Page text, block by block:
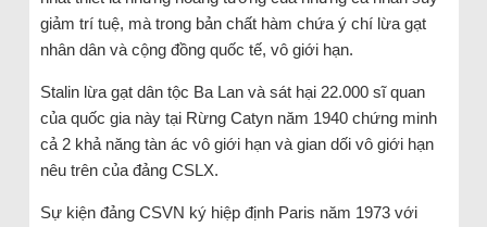
giảm trí tuệ, mà trong bản chất hàm chứa ý chí lừa gạt
nhân dân và cộng đồng quốc tế, vô giới hạn.
Stalin lừa gạt dân tộc Ba Lan và sát hại 22.000 sĩ quan
của quốc gia này tại Rừng Catyn năm 1940 chứng minh
cả 2 khả năng tàn ác vô giới hạn và gian dối vô giới hạn
nêu trên của đảng CSLX.
Sự kiện đảng CSVN ký hiệp định Paris năm 1973 với